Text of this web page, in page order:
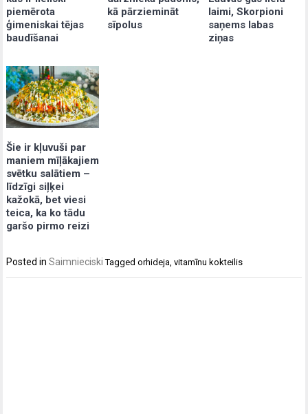
piemērota
ģimeniskai tējas
baudīšanai
kā pārziemināt
sīpolus
laimi, Skorpioni
saņems labas
ziņas
Šie ir kļuvuši par
maniem mīļākajiem
svētku salātiem –
līdzīgi siļķei
kažokā, bet viesi
teica, ka ko tādu
garšo pirmo reizi
Posted inSaimnieciski Taggedorhideja ,vitamīnu kokteilis